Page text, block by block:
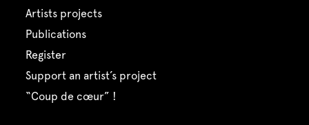
artists projects
publications
register
support an artist’s project
“coup de cœur” !